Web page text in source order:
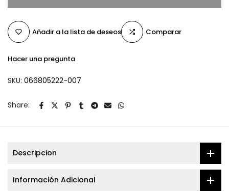
Añadir a la lista de deseos Comparar
Hacer una pregunta
SKU: 066805222-007
Share:
Descripcion
Información Adicional